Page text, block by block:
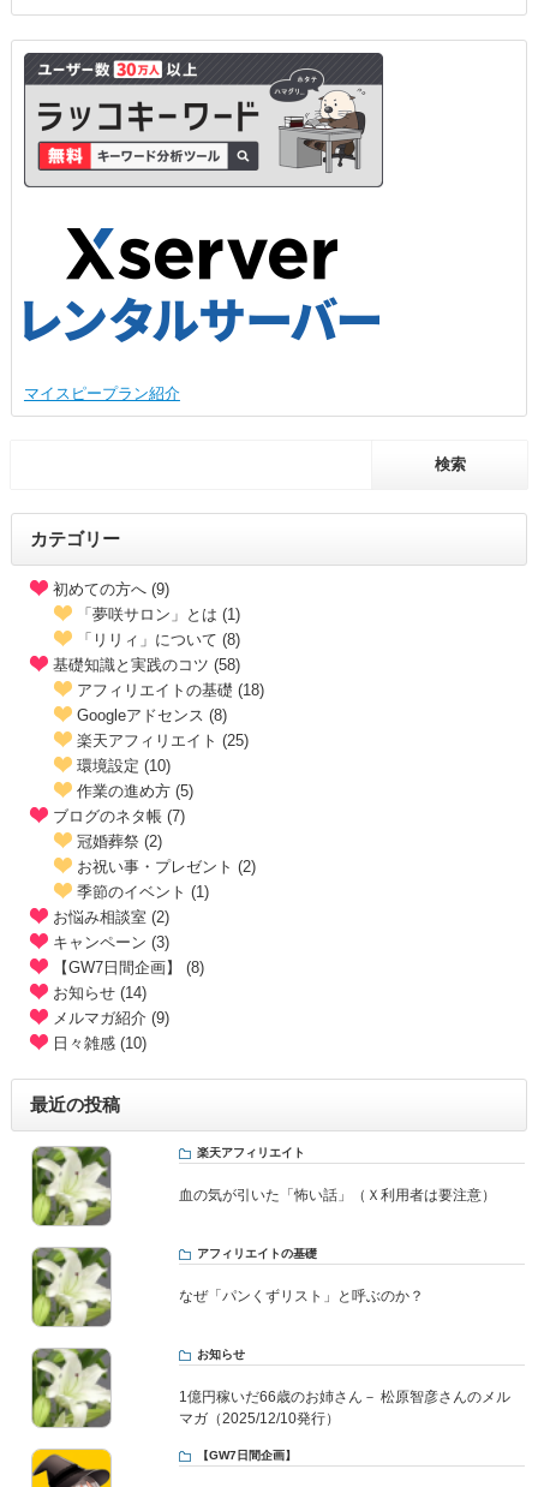
マイスピープラン紹介
カテゴリー
初めての方へ (9)
「夢咲サロン」とは (1)
「リリィ」について (8)
基礎知識と実践のコツ (58)
アフィリエイトの基礎 (18)
Googleアドセンス (8)
楽天アフィリエイト (25)
環境設定 (10)
作業の進め方 (5)
ブログのネタ帳 (7)
冠婚葬祭 (2)
お祝い事・プレゼント (2)
季節のイベント (1)
お悩み相談室 (2)
キャンペーン (3)
【GW7日間企画】 (8)
お知らせ (14)
メルマガ紹介 (9)
日々雑感 (10)
最近の投稿
楽天アフィリエイト
血の気が引いた「怖い話」（Ｘ利用者は要注意）
アフィリエイトの基礎
なぜ「パンくずリスト」と呼ぶのか？
お知らせ
1億円稼いだ66歳のお姉さん－ 松原智彦さんのメル
マガ（2025/12/10発行）
【GW7日間企画】